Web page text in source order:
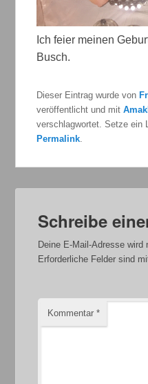
Ich feier meinen
Busch.
Dieser Eintrag wurde von
veröffentlicht und mit
verschlagwortet. Setze ein
Permalink
Schreibe
Deine E-Mail-Adresse wird
Erforderliche Felder sind
Kommentar*